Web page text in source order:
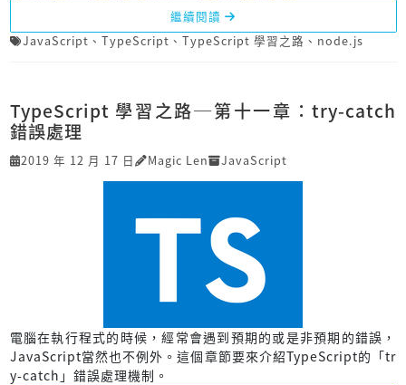
繼續閱讀
JavaScript 、 TypeScript 、 TypeScript 學習之路 、 node.js
TypeScript 學習之路─第十一章：try-catch
錯誤處理
2019 年 12 月 17 日 Magic Len JavaScript
電腦在執行程式的時候，經常會遇到預期的或是非預期的錯誤，
JavaScript當然也不例外。這個章節要來介紹TypeScript的「tr
y-catch」錯誤處理機制。